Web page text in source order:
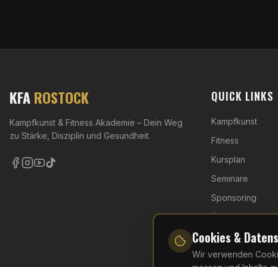
KFAROSTOCK
Kampfkunst & Fitness Akademie – Dein Weg
zu Stärke, Disziplin und Gesundheit.
QUICK LINKS
Kampfkunst
Fitness
Kursplan
Seminare
Sponsoring
Über uns
Cookies &
Wir verwenden